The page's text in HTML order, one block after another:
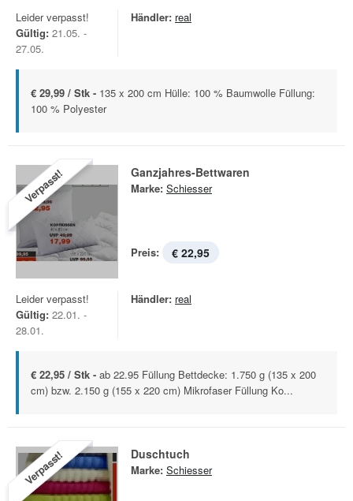
Leider verpasst!
Gültig: 21.05. -
27.05.
Händler: real
€ 29,99 / Stk - 135 x 200 cm Hülle: 100 % Baumwolle Füllung:
100 % Polyester
Verpasst! Ganzjahres-Bettwaren
Marke: Schiesser
Preis: € 22,95
Leider verpasst!
Gültig: 22.01. -
28.01.
Händler: real
€ 22,95 / Stk - ab 22.95 Füllung Bettdecke: 1.750 g (135 x 200
cm) bzw. 2.150 g (155 x 220 cm) Mikrofaser Füllung Ko...
Verpasst! Duschtuch
Marke: Schiesser